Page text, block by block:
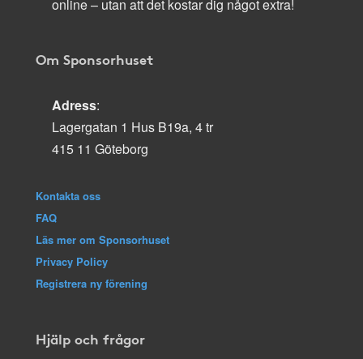
online – utan att det kostar dig något extra!
Om Sponsorhuset
Adress:
Lagergatan 1 Hus B19a, 4 tr
415 11 Göteborg
Kontakta oss
FAQ
Läs mer om Sponsorhuset
Privacy Policy
Registrera ny förening
Hjälp och frågor